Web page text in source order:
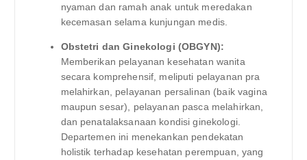
nyaman dan ramah anak untuk meredakan
kecemasan selama kunjungan medis.
Obstetri dan Ginekologi (OBGYN):
Memberikan pelayanan kesehatan wanita
secara komprehensif, meliputi pelayanan pra
melahirkan, pelayanan persalinan (baik vagina
maupun sesar), pelayanan pasca melahirkan,
dan penatalaksanaan kondisi ginekologi.
Departemen ini menekankan pendekatan
holistik terhadap kesehatan perempuan, yang